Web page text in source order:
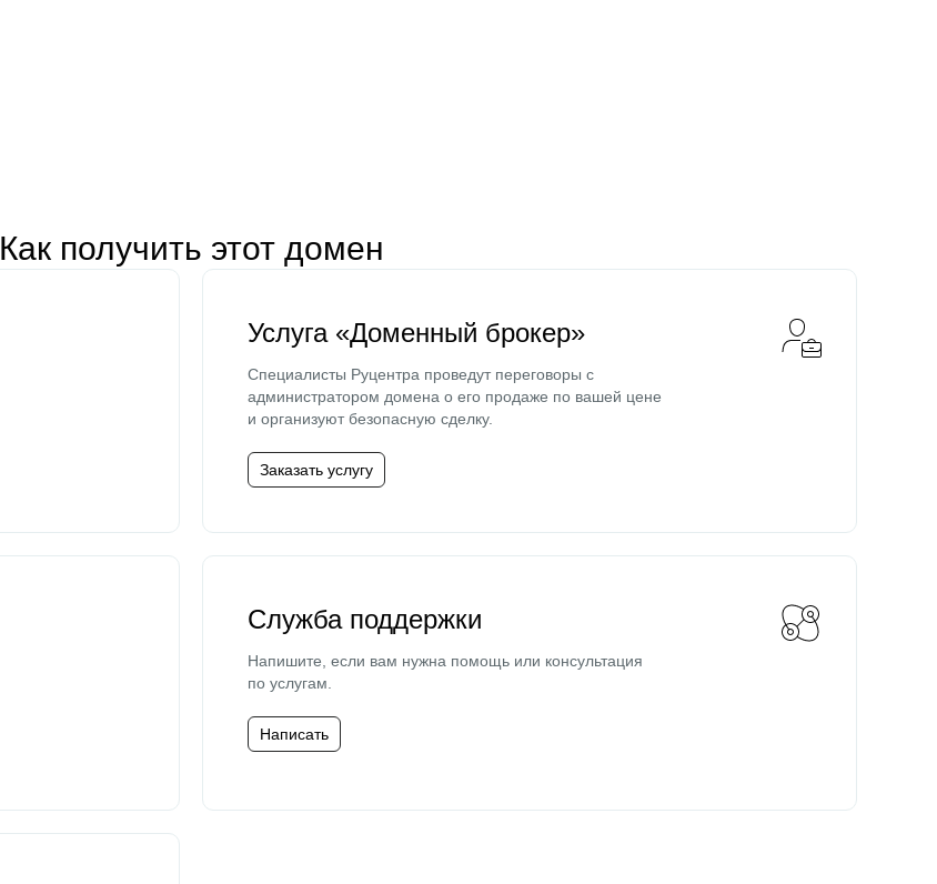
Как получить этот домен
Услуга «Доменный брокер»
Специалисты Руцентра проведут переговоры с
администратором домена о его продаже по вашей цене
и организуют безопасную сделку.
Заказать услугу
Служба поддержки
Напишите, если вам нужна помощь или консультация
по услугам.
Написать